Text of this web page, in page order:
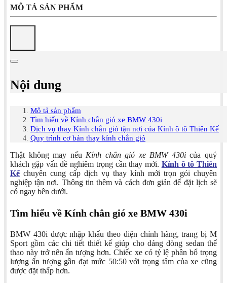
MÔ TẢ SẢN PHẨM
Nội dung
Mô tả sản phẩm
Tìm hiểu về Kính chắn gió xe BMW 430i
Dịch vụ thay Kính chắn gió tận nơi của Kính ô tô Thiên Kế
Quy trình cơ bản thay kính chắn gió
Thật không may nếu Kính chắn gió xe BMW 430icủa quý
khách gặp vấn đề nghiêm trọng cần thay mới. Kính ô tô Thiên
Kếchuyên cung cấp dịch vụ thay kính mới trọn gói chuyên
nghiệp tận nơi. Thông tin thêm và cách đơn giản để đặt lịch sẽ
có ngay bên dưới.
Tìm hiểu về Kính chắn gió xe BMW 430i
BMW 430i được nhập khẩu theo diện chính hãng, trang bị M
Sport gồm các chi tiết thiết kế giúp cho dáng dòng sedan thể
thao này trở nên ấn tượng hơn. Chiếc xe có tỷ lệ phân bổ trọng
lượng ấn tượng gần đạt mức 50:50 với trọng tâm của xe cũng
được đặt thấp hơn.